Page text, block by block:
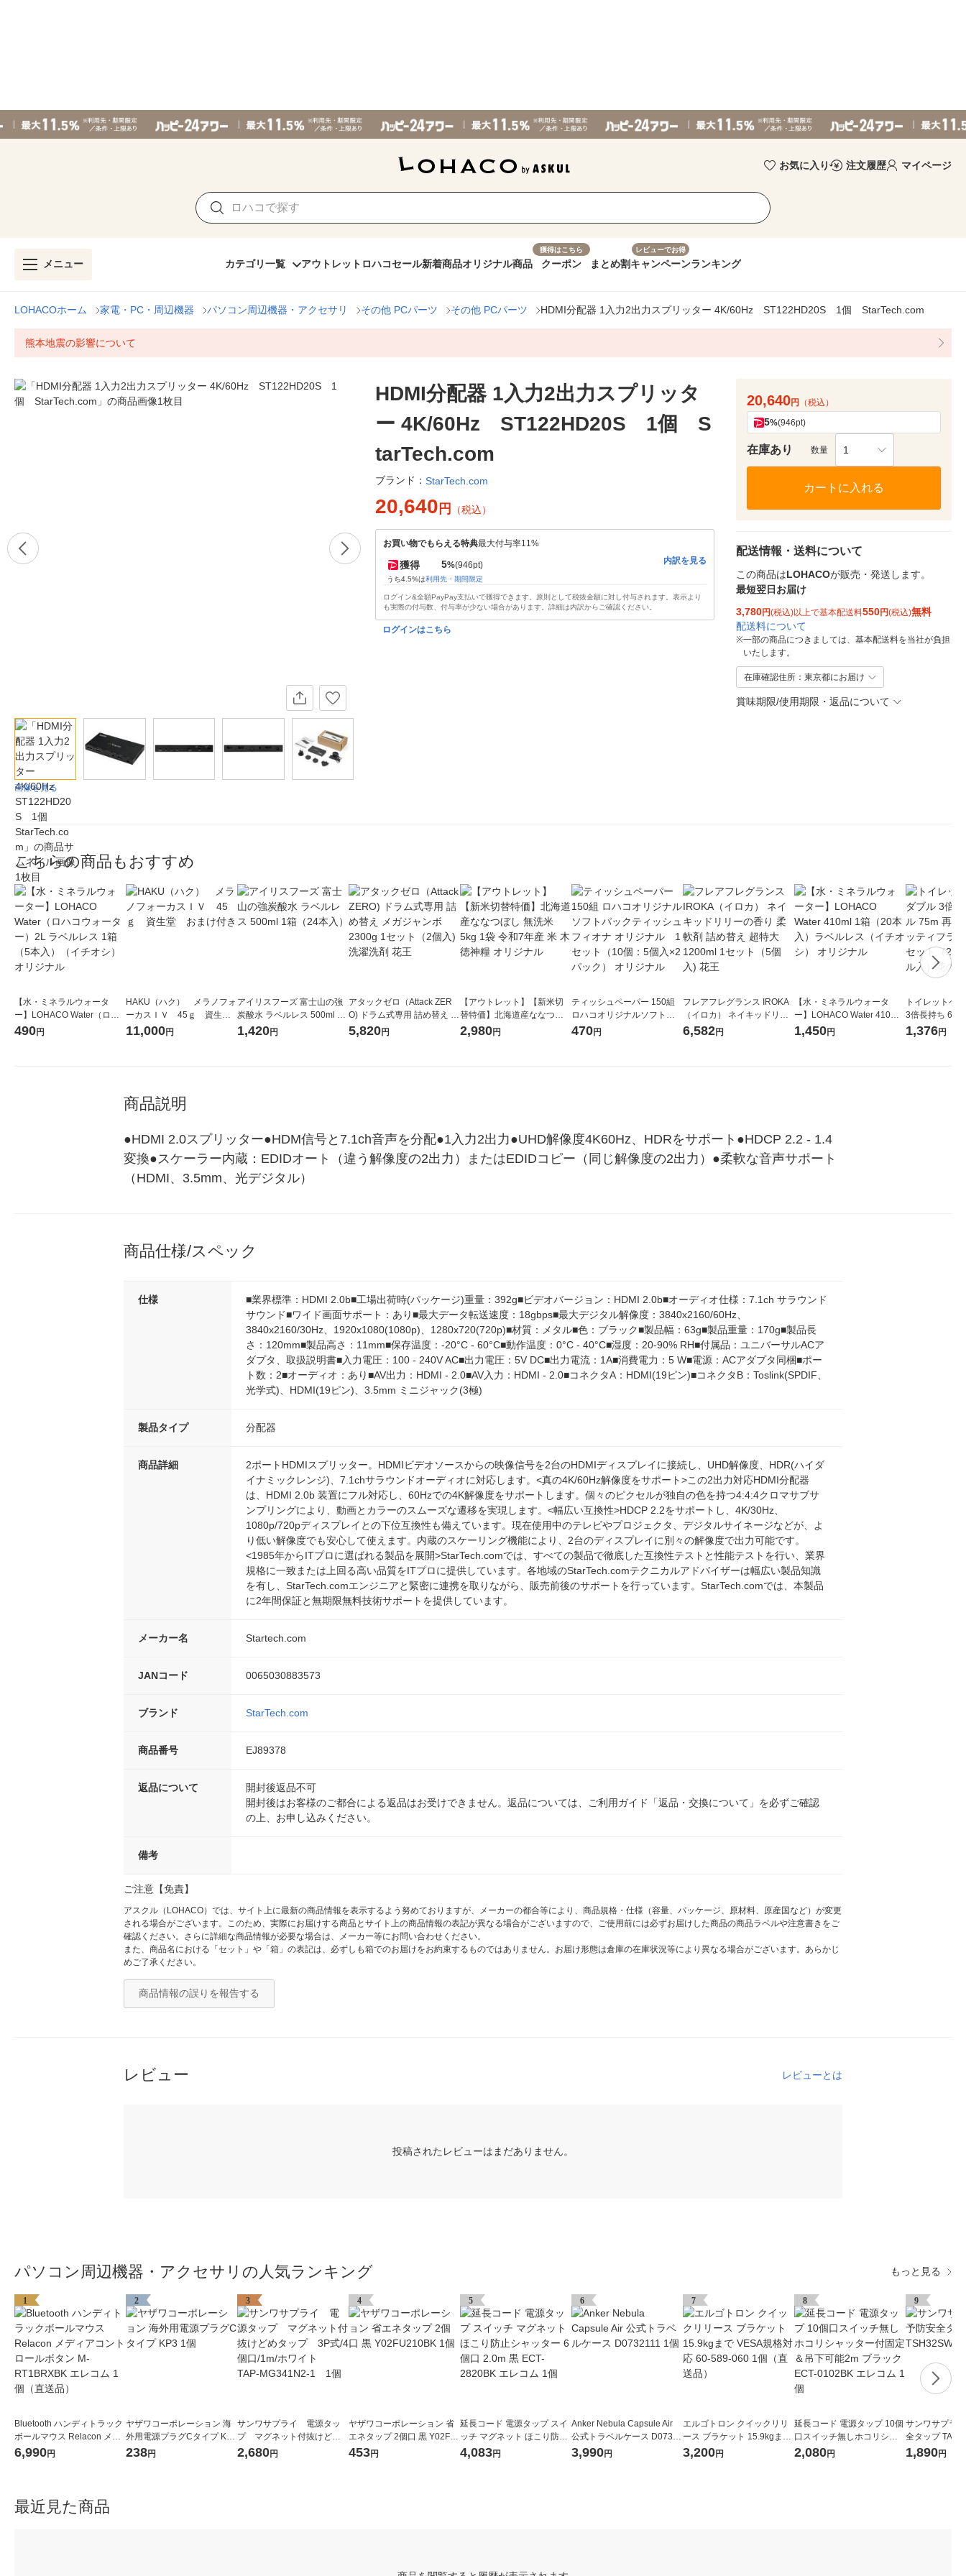
お気に入り 注文履歴 マイページ
メニュー カテゴリ一覧 アウトレット ロハコセール新着商品オリジナル商品
獲得はこちら
クーポン まとめ割
レビューでお得
キャンペーンランキング
LOHACOホーム 家電・PC・周辺機器 パソコン周辺機器・アクセサリ その他 PCパーツ その他 PCパーツ HDMI分配器 1入力2出力スプリッター 4K/60Hz ST122HD20S 1個 StarTech.com
熊本地震の影響について
画像を見る
HDMI分配器 1入力2出力スプリッタ
ー 4K/60Hz ST122HD20S 1個 S
tarTech.com
ブランド： StarTech.com
20,640 円 （税込）
お買い物でもらえる特典最大付与率11%
獲得 5%(946pt)
うち4.5%は利用先・期間限定
内訳を見る
ログイン&全額PayPay支払いで獲得できます。原則として税抜金額に対し付与されます。表示より
も実際の付与数、付与率が少ない場合があります。詳細は内訳からご確認ください。
ログインはこちら
20,640円 （税込）
5%(946pt)
在庫あり 数量 1
カートに入れる
配送情報・送料について
この商品はLOHACOが販売・発送します。
最短翌日お届け
3,780円(税込)以上で基本配送料550円(税込)無料
配送料について
※一部の商品につきましては、基本配送料を当社が負担
いたします。
在庫確認住所：東京都にお届け
賞味期限/使用期限・返品について
こちらの商品もおすすめ
【水・ミネラルウォータ
ー】LOHACO Water（ロハ
コウォーター）2L ラベルレ
490円
HAKU（ハク） メラノフォ
ーカスＩＶ 45ｇ 資生
堂 おまけ付き
11,000円
アイリスフーズ 富士山の強
炭酸水 ラベルレス 500ml 1
箱（24本入）
1,420円
アタックゼロ（Attack ZER
O) ドラム式専用 詰め替え メ
ガジャンボ 2300g 1セット
5,820円
【アウトレット】【新米切
替特価】北海道産ななつぼ
し 無洗米 5kg 1袋 令和7年産
2,980円
ティッシュペーパー 150組
ロハコオリジナルソフトパ
ックティッシュ フィオナ オ
470円
フレアフレグランス IROKA
（イロカ） ネイキッドリリ
ーの香り 柔軟剤 詰め替え 超
6,582円
【水・ミネラルウォータ
ー】LOHACO Water 410ml
1箱（20本入）ラベルレス
1,450円
トイレットペ
3倍長持ち 6ロール
紙配合 スコッ
1,376円
商品説明
●HDMI 2.0スプリッター●HDM信号と7.1ch音声を分配●1入力2出力●UHD解像度4K60Hz、HDRをサポート●HDCP 2.2 - 1.4
変換●スケーラー内蔵：EDIDオート（違う解像度の2出力）またはEDIDコピー（同じ解像度の2出力）●柔軟な音声サポート
（HDMI、3.5mm、光デジタル）
商品仕様/スペック
仕様
■業界標準：HDMI 2.0b■工場出荷時(パッケージ)重量：392g■ビデオバージョン：HDMI 2.0b■オーディオ仕様：7.1ch サラウンド
サウンド■ワイド画面サポート：あり■最大データ転送速度：18gbps■最大デジタル解像度：3840x2160/60Hz、
3840x2160/30Hz、1920x1080(1080p)、1280x720(720p)■材質：メタル■色：ブラック■製品幅：63g■製品重量：170g■製品長
さ：120mm■製品高さ：11mm■保存温度：-20°C - 60°C■動作温度：0°C - 40°C■湿度：20-90% RH■付属品：ユニバーサルACア
ダプタ、取扱説明書■入力電圧：100 - 240V AC■出力電圧：5V DC■出力電流：1A■消費電力：5 W■電源：ACアダプタ同梱■ポー
ト数：2■オーディオ：あり■AV出力：HDMI - 2.0■AV入力：HDMI - 2.0■コネクタA：HDMI(19ピン)■コネクタB：Toslink(SPDIF、
光学式)、HDMI(19ピン)、3.5mm ミニジャック(3極)
製品タイプ 分配器
商品詳細
2ポートHDMIスプリッター。HDMIビデオソースからの映像信号を2台のHDMIディスプレイに接続し、UHD解像度、HDR(ハイダ
イナミックレンジ)、7.1chサラウンドオーディオに対応します。<真の4K/60Hz解像度をサポート>この2出力対応HDMI分配器
は、HDMI 2.0b 装置にフル対応し、60Hzでの4K解像度をサポートします。個々のピクセルが独自の色を持つ4:4:4クロマサブサ
ンプリングにより、動画とカラーのスムーズな遷移を実現します。<幅広い互換性>HDCP 2.2をサポートし、4K/30Hz、
1080p/720pディスプレイとの下位互換性も備えています。現在使用中のテレビやプロジェクタ、デジタルサイネージなどが、よ
り低い解像度でも安心して使えます。内蔵のスケーリング機能により、2台のディスプレイに別々の解像度で出力可能です。
<1985年からITプロに選ばれる製品を展開>StarTech.comでは、すべての製品で徹底した互換性テストと性能テストを行い、業界
規格に一致または上回る高い品質をITプロに提供しています。各地域のStarTech.comテクニカルアドバイザーは幅広い製品知識
を有し、StarTech.comエンジニアと緊密に連携を取りながら、販売前後のサポートを行っています。StarTech.comでは、本製品
に2年間保証と無期限無料技術サポートを提供しています。
メーカー名 Startech.com
JANコード 0065030883573
ブランド StarTech.com
商品番号 EJ89378
返品について
開封後返品不可
開封後はお客様のご都合による返品はお受けできません。返品については、ご利用ガイド「返品・交換について」を必ずご確認
の上、お申し込みください。
備考
ご注意【免責】
アスクル（LOHACO）では、サイト上に最新の商品情報を表示するよう努めておりますが、メーカーの都合等により、商品規格・仕様（容量、パッケージ、原材料、原産国など）が変更
される場合がございます。このため、実際にお届けする商品とサイト上の商品情報の表記が異なる場合がございますので、ご使用前には必ずお届けした商品の商品ラベルや注意書きをご
確認ください。さらに詳細な商品情報が必要な場合は、メーカー等にお問い合わせください。
また、商品名における「セット」や「箱」の表記は、必ずしも箱でのお届けをお約束するものではありません。お届け形態は倉庫の在庫状況等により異なる場合がございます。あらかじ
めご了承ください。
商品情報の誤りを報告する
レビュー レビューとは
投稿されたレビューはまだありません。
パソコン周辺機器・アクセサリの人気ランキング もっと見る
1
Bluetooth ハンディトラック
ボールマウス Relacon メデ
ィアコントロールボタン M-
6,990円
2
ヤザワコーポレーション 海
外用電源プラグCタイプ KP3
1個
238円
3
サンワサプライ 電源タッ
プ マグネット付抜けどめ
タップ 3P式/4個口/1m/ホ
2,680円
4
ヤザワコーポレーション 省
エネタップ 2個口 黒 Y02FU
210BK 1個
453円
5
延長コード 電源タップ スイ
ッチ マグネット ほこり防止
シャッター 6個口 2.0m 黒 E
4,083円
6
Anker Nebula Capsule Air
公式トラベルケース D07321
11 1個
3,990円
7
エルゴトロン クイックリリ
ース ブラケット 15.9kgまで
VESA規格対応 60-589-060
3,200円
8
延長コード 電源タップ 10個
口スイッチ無しホコリシャ
ッター付固定＆吊下可能2m
2,080円
9
サンワサプラ
全タップ TAP-
個
1,890円
最近見た商品